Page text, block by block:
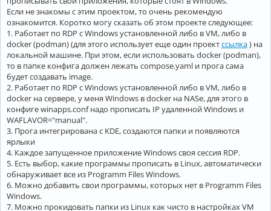
Если не знакомы с этим проектом, то очень рекомендую
ознакомится. Коротко могу сказать об этом проекте следующее:
1. Работает по RDP с Windows установленной либо в VM, либо в
docker (podman) (для этого использует еще один проектссылка) на
локальной машине. При этом, если использовать docker (podman),
то в папке конфига должен лежать compose.yaml и прога сама
будет создавать image.
2. Работает по RDP с Windows установленной либо в VM, либо в
docker на сервере, у меня Windows в docker на NASе, для этого в
конфиге winapps.conf надо прописать IP удаленной Windows и
WAFLAVOR="manual".
3. Прога интегрирована с KDE, создаются папки и появляются
ярлыки
4. Каждое запущенное приложение Windows своя сессия RDP.
5. Есть выбор, какие программы прописать в Linux, автоматически
обнаруживает все из Programm Files Windows.
6. Можно добавить свои программы, которых нет в Programm Files
Windows.
7. Можно прокидовать папки из Linux как чисто в настройках VM